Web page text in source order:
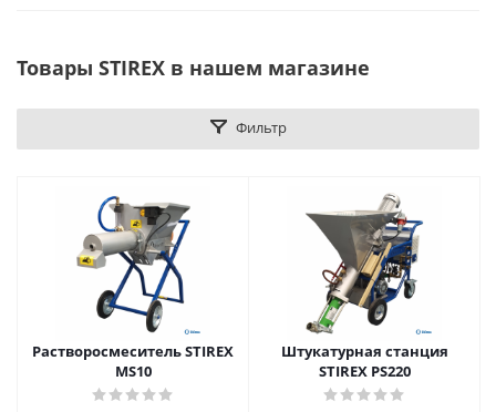
Товары STIREX в нашем магазине
Фильтр
Растворосмеситель STIREX
MS10
Штукатурная станция
STIREX PS220